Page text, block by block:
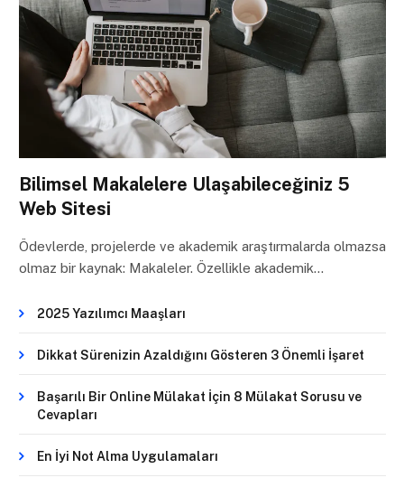
Bilimsel Makalelere Ulaşabileceğiniz 5
Web Sitesi
Ödevlerde, projelerde ve akademik araştırmalarda olmazsa
olmaz bir kaynak: Makaleler. Özellikle akademik…
2025 Yazılımcı Maaşları
Dikkat Sürenizin Azaldığını Gösteren 3 Önemli İşaret
Başarılı Bir Online Mülakat İçin 8 Mülakat Sorusu ve
Cevapları
En İyi Not Alma Uygulamaları